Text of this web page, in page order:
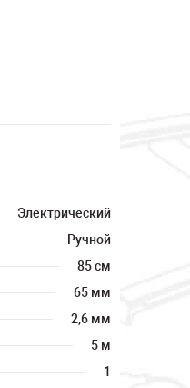
Электрический
Ручной
85 см
65 мм
2,6 мм
5 м
1